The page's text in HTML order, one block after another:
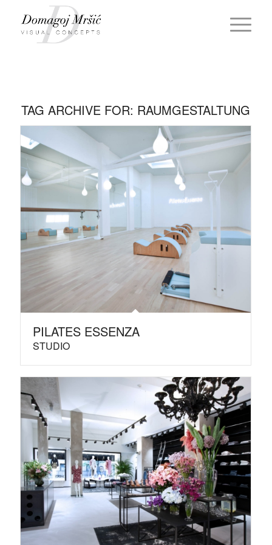
TAG ARCHIVE FOR: RAUMGESTALTUNG
PILATES ESSENZA
STUDIO